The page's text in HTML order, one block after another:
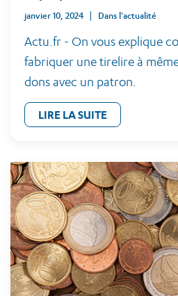
janvier 10, 2024 Dans l'actualité
Actu.fr - On vous explique
fabriquer une tirelire à
dons avec un patron.
LIRE LA SUITE